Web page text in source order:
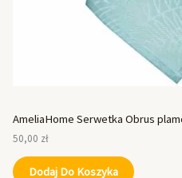
AmeliaHome Serwetka Obrus
50,00 zł
Dodaj Do Koszyka